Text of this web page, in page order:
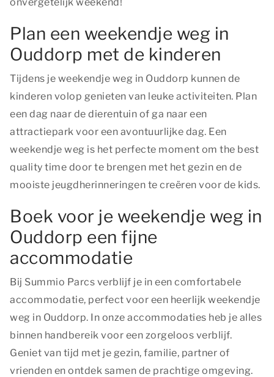
Plan een weekendje weg in
Ouddorp met de kinderen
Tijdens je weekendje weg in Ouddorp kunnen de
kinderen volop genieten van leuke activiteiten. Plan
een dag naar de dierentuin of ga naar een
attractiepark voor een avontuurlijke dag. Een
weekendje weg is het perfecte moment om the best
quality time door te brengen met het gezin en de
mooiste jeugdherinneringen te creëren voor de kids.
Boek voor je weekendje weg in
Ouddorp een fijne
accommodatie
Bij Summio Parcs verblijf je in een comfortabele
accommodatie, perfect voor een heerlijk weekendje
weg in Ouddorp. In onze accommodaties heb je alles
binnen handbereik voor een zorgeloos verblijf.
Geniet van tijd met je gezin, familie, partner of
vrienden en ontdek samen de prachtige omgeving.